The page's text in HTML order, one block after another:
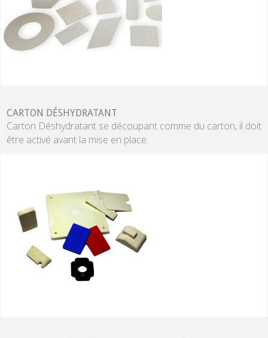
CARTON DÉSHYDRATANT
Carton Déshydratant se découpant comme du carton, il doit
être activé avant la mise en place.